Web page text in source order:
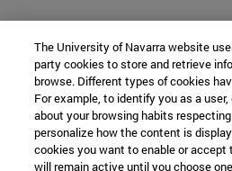
The University of Navarra website
party cookies to store and retrieve
browse. Different types of cookies
For example, to identify you as a
about your browsing habits
personalize how the content is
cookies you want to enable or accept
will remain active until you choose